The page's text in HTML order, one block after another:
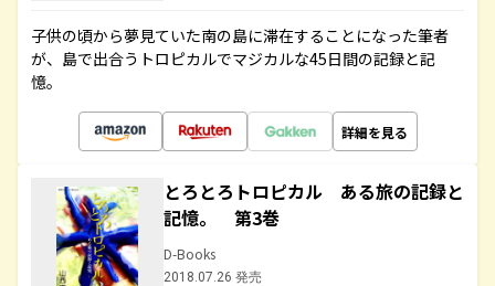
子供の頃から夢見ていた南の島に滞在することになった筆者
が、島で出合うトロピカルでマジカルな45日間の記録と記
憶。
詳細を見る
とろとろトロピカル ある旅の記録と
記憶。 第3巻
D-Books
2018.07.26 発売